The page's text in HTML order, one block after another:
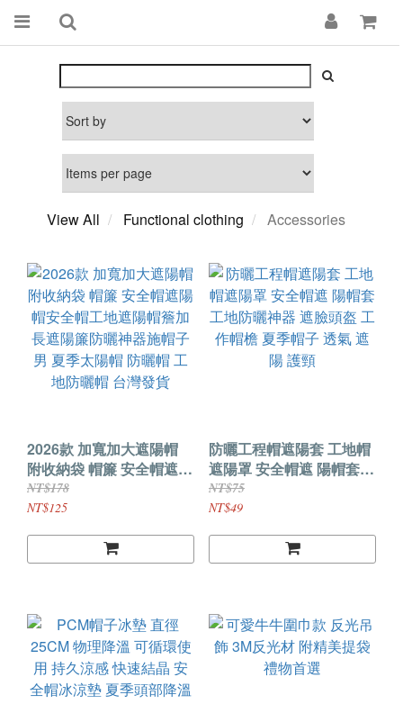
View All Functional clothing Accessories
2026款 加寬加大遮陽帽
附收納袋 帽簾 安全帽遮陽
帽安全帽工地遮陽帽簷加
長遮陽簾防曬神器施帽子
地防曬帽 台灣發貨
NT$178
NT$125
防曬工程帽遮陽套 工地帽
遮陽罩 安全帽遮 陽帽套
工地防曬神器 遮臉頭盔 工
作帽檐 夏季帽子 透氣 遮
NT$75
NT$49